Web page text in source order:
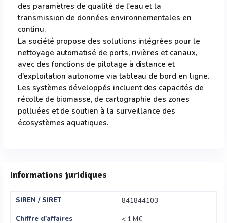
des paramètres de qualité de l'eau et la
transmission de données environnementales en
continu.
La société propose des solutions intégrées pour le
nettoyage automatisé de ports, rivières et canaux,
avec des fonctions de pilotage à distance et
d’exploitation autonome via tableau de bord en ligne.
Les systèmes développés incluent des capacités de
récolte de biomasse, de cartographie des zones
polluées et de soutien à la surveillance des
écosystèmes aquatiques.
Informations juridiques
SIREN / SIRET
841844103
Chiffre d'affaires
< 1 M€